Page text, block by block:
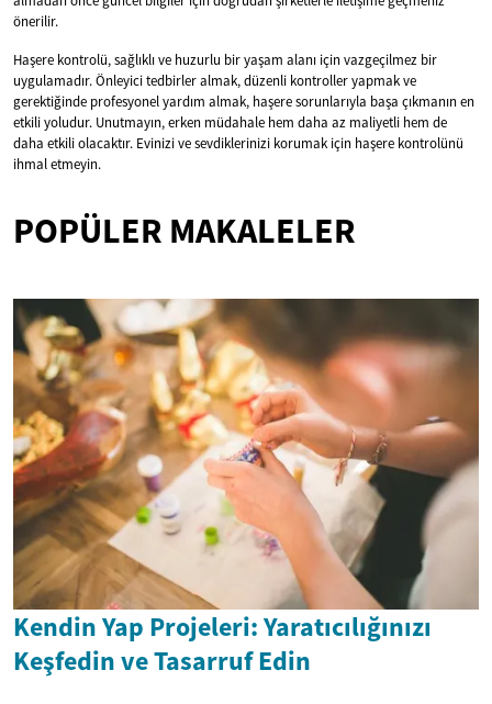
önerilir.
Haşere kontrolü, sağlıklı ve huzurlu bir yaşam alanı için vazgeçilmez bir
uygulamadır. Önleyici tedbirler almak, düzenli kontroller yapmak ve
gerektiğinde profesyonel yardım almak, haşere sorunlarıyla başa çıkmanın en
etkili yoludur. Unutmayın, erken müdahale hem daha az maliyetli hem de
daha etkili olacaktır. Evinizi ve sevdiklerinizi korumak için haşere kontrolünü
ihmal etmeyin.
POPÜLER MAKALELER
Kendin Yap Projeleri: Yaratıcılığınızı
Keşfedin ve Tasarruf Edin